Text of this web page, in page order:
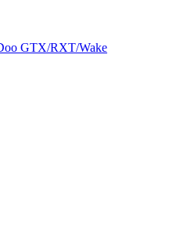
GTX/RXT/Wake